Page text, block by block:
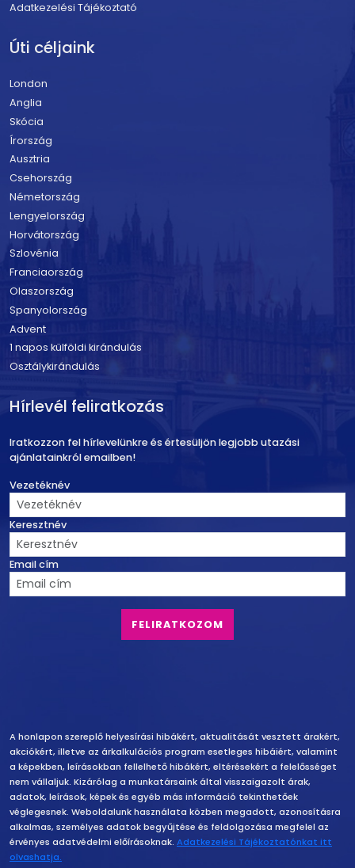
Adatkezelési Tájékoztató
Úti céljaink
London
Anglia
Skócia
Írország
Ausztria
Csehország
Németország
Lengyelország
Horvátország
Szlovénia
Franciaország
Olaszország
Spanyolország
Advent
1 napos külföldi kirándulás
Osztálykirándulás
Hírlevél feliratkozás
Iratkozzon fel hírlevelünkre és értesüljön legjobb utazási
ajánlatainkról emailben!
Vezetéknév
Keresztnév
Email cím
Felelősség vállalás
A honlapon szereplő helyesírási hibákért, aktualitását vesztett árakért,
akciókért, illetve az árkalkulációs program esetleges hibáiért, valamint
a képekben, leírásokban fellelhető hibákért, eltérésekért a felelősséget
nem vállaljuk. Kizárólag a munkatársaink által visszaigazolt árak,
adatok, leírások, képek és egyéb más információ tekinthetőek
véglegesnek. Weboldalunk használata közben megadott, azonosításra
alkalmas, személyes adatok begyűjtése és feldolgozása megfelel az
érvényes adatvédelmi előírásoknak. Adatkezelési Tájékoztatónkat itt
olvashatja.